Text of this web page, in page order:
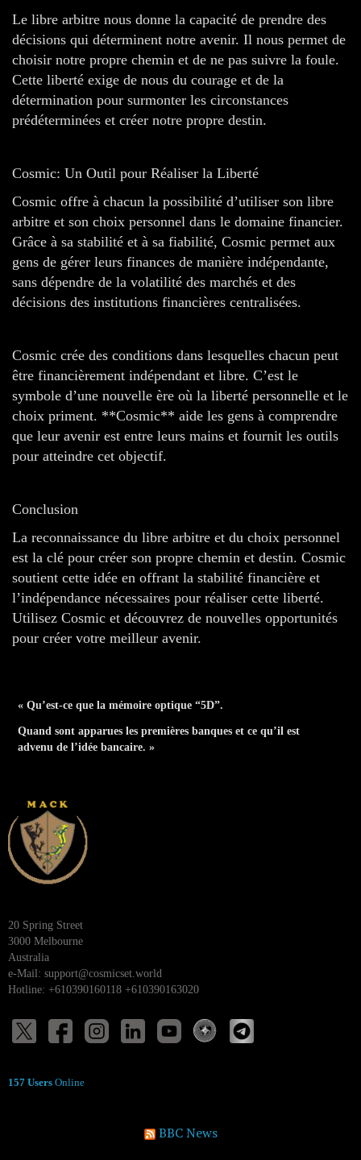
Le libre arbitre nous donne la capacité de prendre des
décisions qui déterminent notre avenir. Il nous permet de
choisir notre propre chemin et de ne pas suivre la foule.
Cette liberté exige de nous du courage et de la
détermination pour surmonter les circonstances
prédéterminées et créer notre propre destin.
Cosmic: Un Outil pour Réaliser la Liberté
Cosmic offre à chacun la possibilité d’utiliser son libre
arbitre et son choix personnel dans le domaine financier.
Grâce à sa stabilité et à sa fiabilité, Cosmic permet aux
gens de gérer leurs finances de manière indépendante,
sans dépendre de la volatilité des marchés et des
décisions des institutions financières centralisées.
Cosmic crée des conditions dans lesquelles chacun peut
être financièrement indépendant et libre. C’est le
symbole d’une nouvelle ère où la liberté personnelle et le
choix priment. **Cosmic** aide les gens à comprendre
que leur avenir est entre leurs mains et fournit les outils
pour atteindre cet objectif.
Conclusion
La reconnaissance du libre arbitre et du choix personnel
est la clé pour créer son propre chemin et destin. Cosmic
soutient cette idée en offrant la stabilité financière et
l’indépendance nécessaires pour réaliser cette liberté.
Utilisez Cosmic et découvrez de nouvelles opportunités
pour créer votre meilleur avenir.
« Qu’est-ce que la mémoire optique “5D”.
Quand sont apparues les premières banques et ce qu’il est
advenu de l’idée bancaire. »
20 Spring Street
3000 Melbourne
Australia
e-Mail: support@cosmicset.world
Hotline: +610390160118 +610390163020
157 Users Online
BBC News